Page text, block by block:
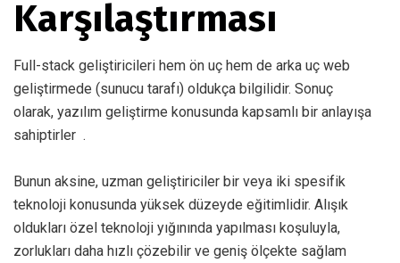
Karşılaştırması
Full-stack geliştiricileri hem ön uç hem de arka uç web
geliştirmede (sunucu tarafı) oldukça bilgilidir. Sonuç
olarak, yazılım geliştirme konusunda kapsamlı bir anlayışa
sahiptirler .
Bunun aksine, uzman geliştiriciler bir veya iki spesifik
teknoloji konusunda yüksek düzeyde eğitimlidir. Alışık
oldukları özel teknoloji yığınında yapılması koşuluyla,
zorlukları daha hızlı çözebilir ve geniş ölçekte sağlam